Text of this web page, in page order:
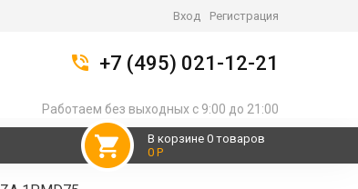
Вход Регистрация
+7 (495) 021-12-21
Работаем без выходных с 9:00 до 21:00
В корзине 0 товаров
0 Р